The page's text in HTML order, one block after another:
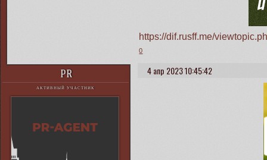
https://dif.rusff.me/
0
4 апр 2023 10:45:42
PR
АКТИВНЫЙ УЧАСТНИК